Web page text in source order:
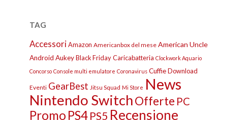
TAG
AccessoriAmazon Americanbox del mese American Uncle
Android AukeyBlack FridayCaricabatteria Clockwork Aquario
Concorso Console multi emulatore Coronavirus CuffieDownload
Eventi GearBest Jitsu Squad Mi Store News
Nintendo SwitchOfferte PC
Promo PS4PS5 Recensione